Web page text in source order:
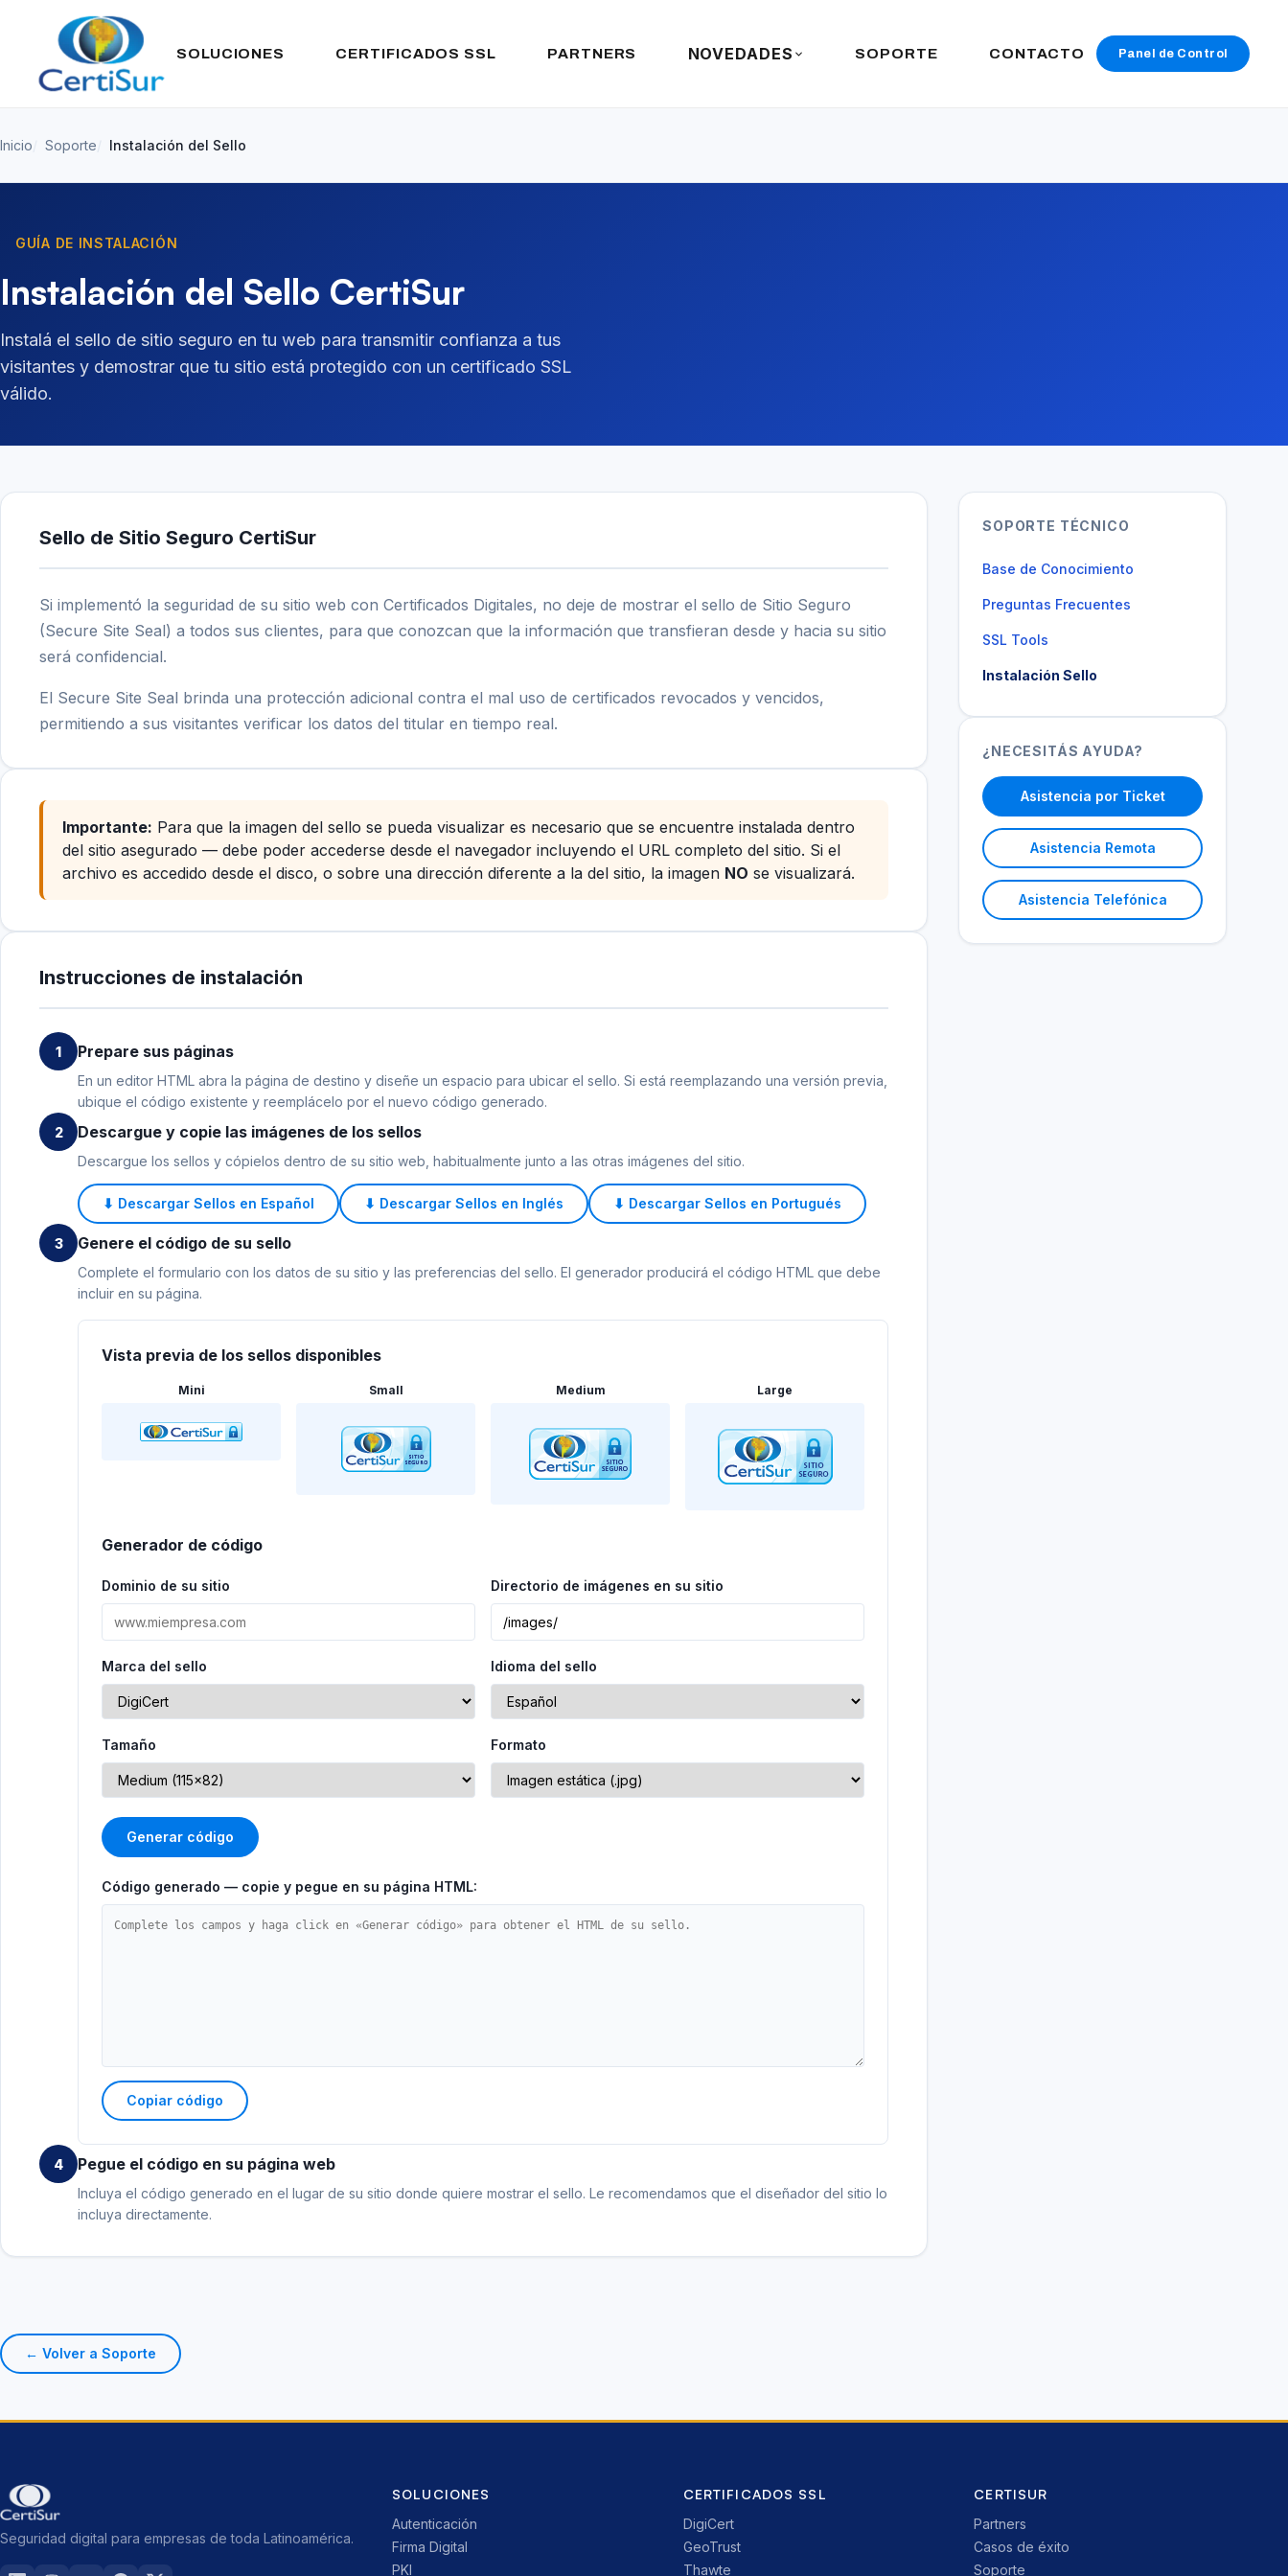
SOLUCIONES CERTIFICADOS SSL PARTNERS NOVEDADES SOPORTE CONTACTO Panel de Control
Inicio Soporte Instalación del Sello
GUÍA DE INSTALACIÓN
Instalación del Sello CertiSur
Instalá el sello de sitio seguro en tu web para transmitir confianza a tus
visitantes y demostrar que tu sitio está protegido con un certificado SSL
válido.
Sello de Sitio Seguro CertiSur
Si implementó la seguridad de su sitio web con Certificados Digitales, no deje de mostrar el sello de Sitio Seguro
(Secure Site Seal) a todos sus clientes, para que conozcan que la información que transfieran desde y hacia su sitio
será confidencial.
El Secure Site Seal brinda una protección adicional contra el mal uso de certificados revocados y vencidos,
permitiendo a sus visitantes verificar los datos del titular en tiempo real.
Importante: Para que la imagen del sello se pueda visualizar es necesario que se encuentre instalada dentro
del sitio asegurado — debe poder accederse desde el navegador incluyendo el URL completo del sitio. Si el
archivo es accedido desde el disco, o sobre una dirección diferente a la del sitio, la imagen NO se visualizará.
Instrucciones de instalación
1 Prepare sus páginas
En un editor HTML abra la página de destino y diseñe un espacio para ubicar el sello. Si está reemplazando una versión previa,
ubique el código existente y reemplácelo por el nuevo código generado.
2
Descargue y copie las imágenes de los sellos
Descargue los sellos y cópielos dentro de su sitio web, habitualmente junto a las otras imágenes del sitio.
⬇ Descargar Sellos en Español ⬇ Descargar Sellos en Inglés ⬇ Descargar Sellos en Portugués
3 Genere el código de su sello
Complete el formulario con los datos de su sitio y las preferencias del sello. El generador producirá el código HTML que debe
incluir en su página.
Vista previa de los sellos disponibles
Mini Small Medium Large
Generador de código
Dominio de su sitio Directorio de imágenes en su sitio
Marca del sello Idioma del sello
Tamaño Formato
Generar código
Código generado — copie y pegue en su página HTML:
Copiar código
4 Pegue el código en su página web
Incluya el código generado en el lugar de su sitio donde quiere mostrar el sello. Le recomendamos que el diseñador del sitio lo
incluya directamente.
SOPORTE TÉCNICO
Base de Conocimiento
Preguntas Frecuentes
SSL Tools
Instalación Sello
¿NECESITÁS AYUDA?
Asistencia por Ticket
Asistencia Remota
Asistencia Telefónica
← Volver a Soporte
Seguridad digital para empresas de toda Latinoamérica.
SOLUCIONES
Autenticación
Firma Digital
PKI
CERTIFICADOS SSL
DigiCert
GeoTrust
Thawte
CERTISUR
Partners
Casos de éxito
Soporte